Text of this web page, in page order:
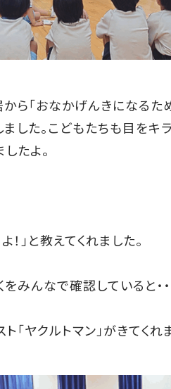
から「おなかげんきになるた
した。こどもたちも目をキ
たよ。
！」と教えてくれました。
みんなで確認していると・・
「ヤクルトマン」がきてくれ